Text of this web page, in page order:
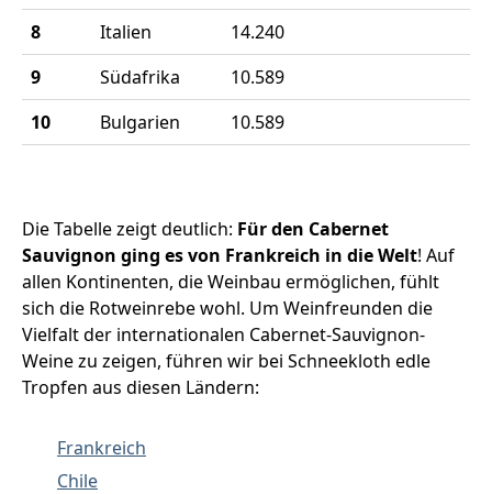
8
Italien
14.240
9
Südafrika
10.589
10
Bulgarien 10.589
Die Tabelle zeigt deutlich: Für den Cabernet
Sauvignon ging es von Frankreich in die Welt! Auf
allen Kontinenten, die Weinbau ermöglichen, fühlt
sich die Rotweinrebe wohl. Um Weinfreunden die
Vielfalt der internationalen Cabernet-Sauvignon-
Weine zu zeigen, führen wir bei Schneekloth edle
Tropfen aus diesen Ländern:
Frankreich
Chile